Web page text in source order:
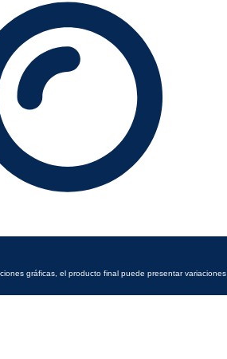
gráficas, el producto final puede presentar variaciones.